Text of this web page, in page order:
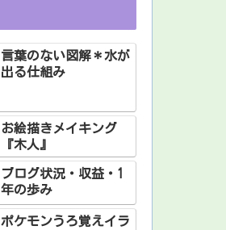
言葉のない図解＊水が
出る仕組み
お絵描きメイキング
『木人』
ブログ状況・収益・1
年の歩み
ポケモンうろ覚えイラ